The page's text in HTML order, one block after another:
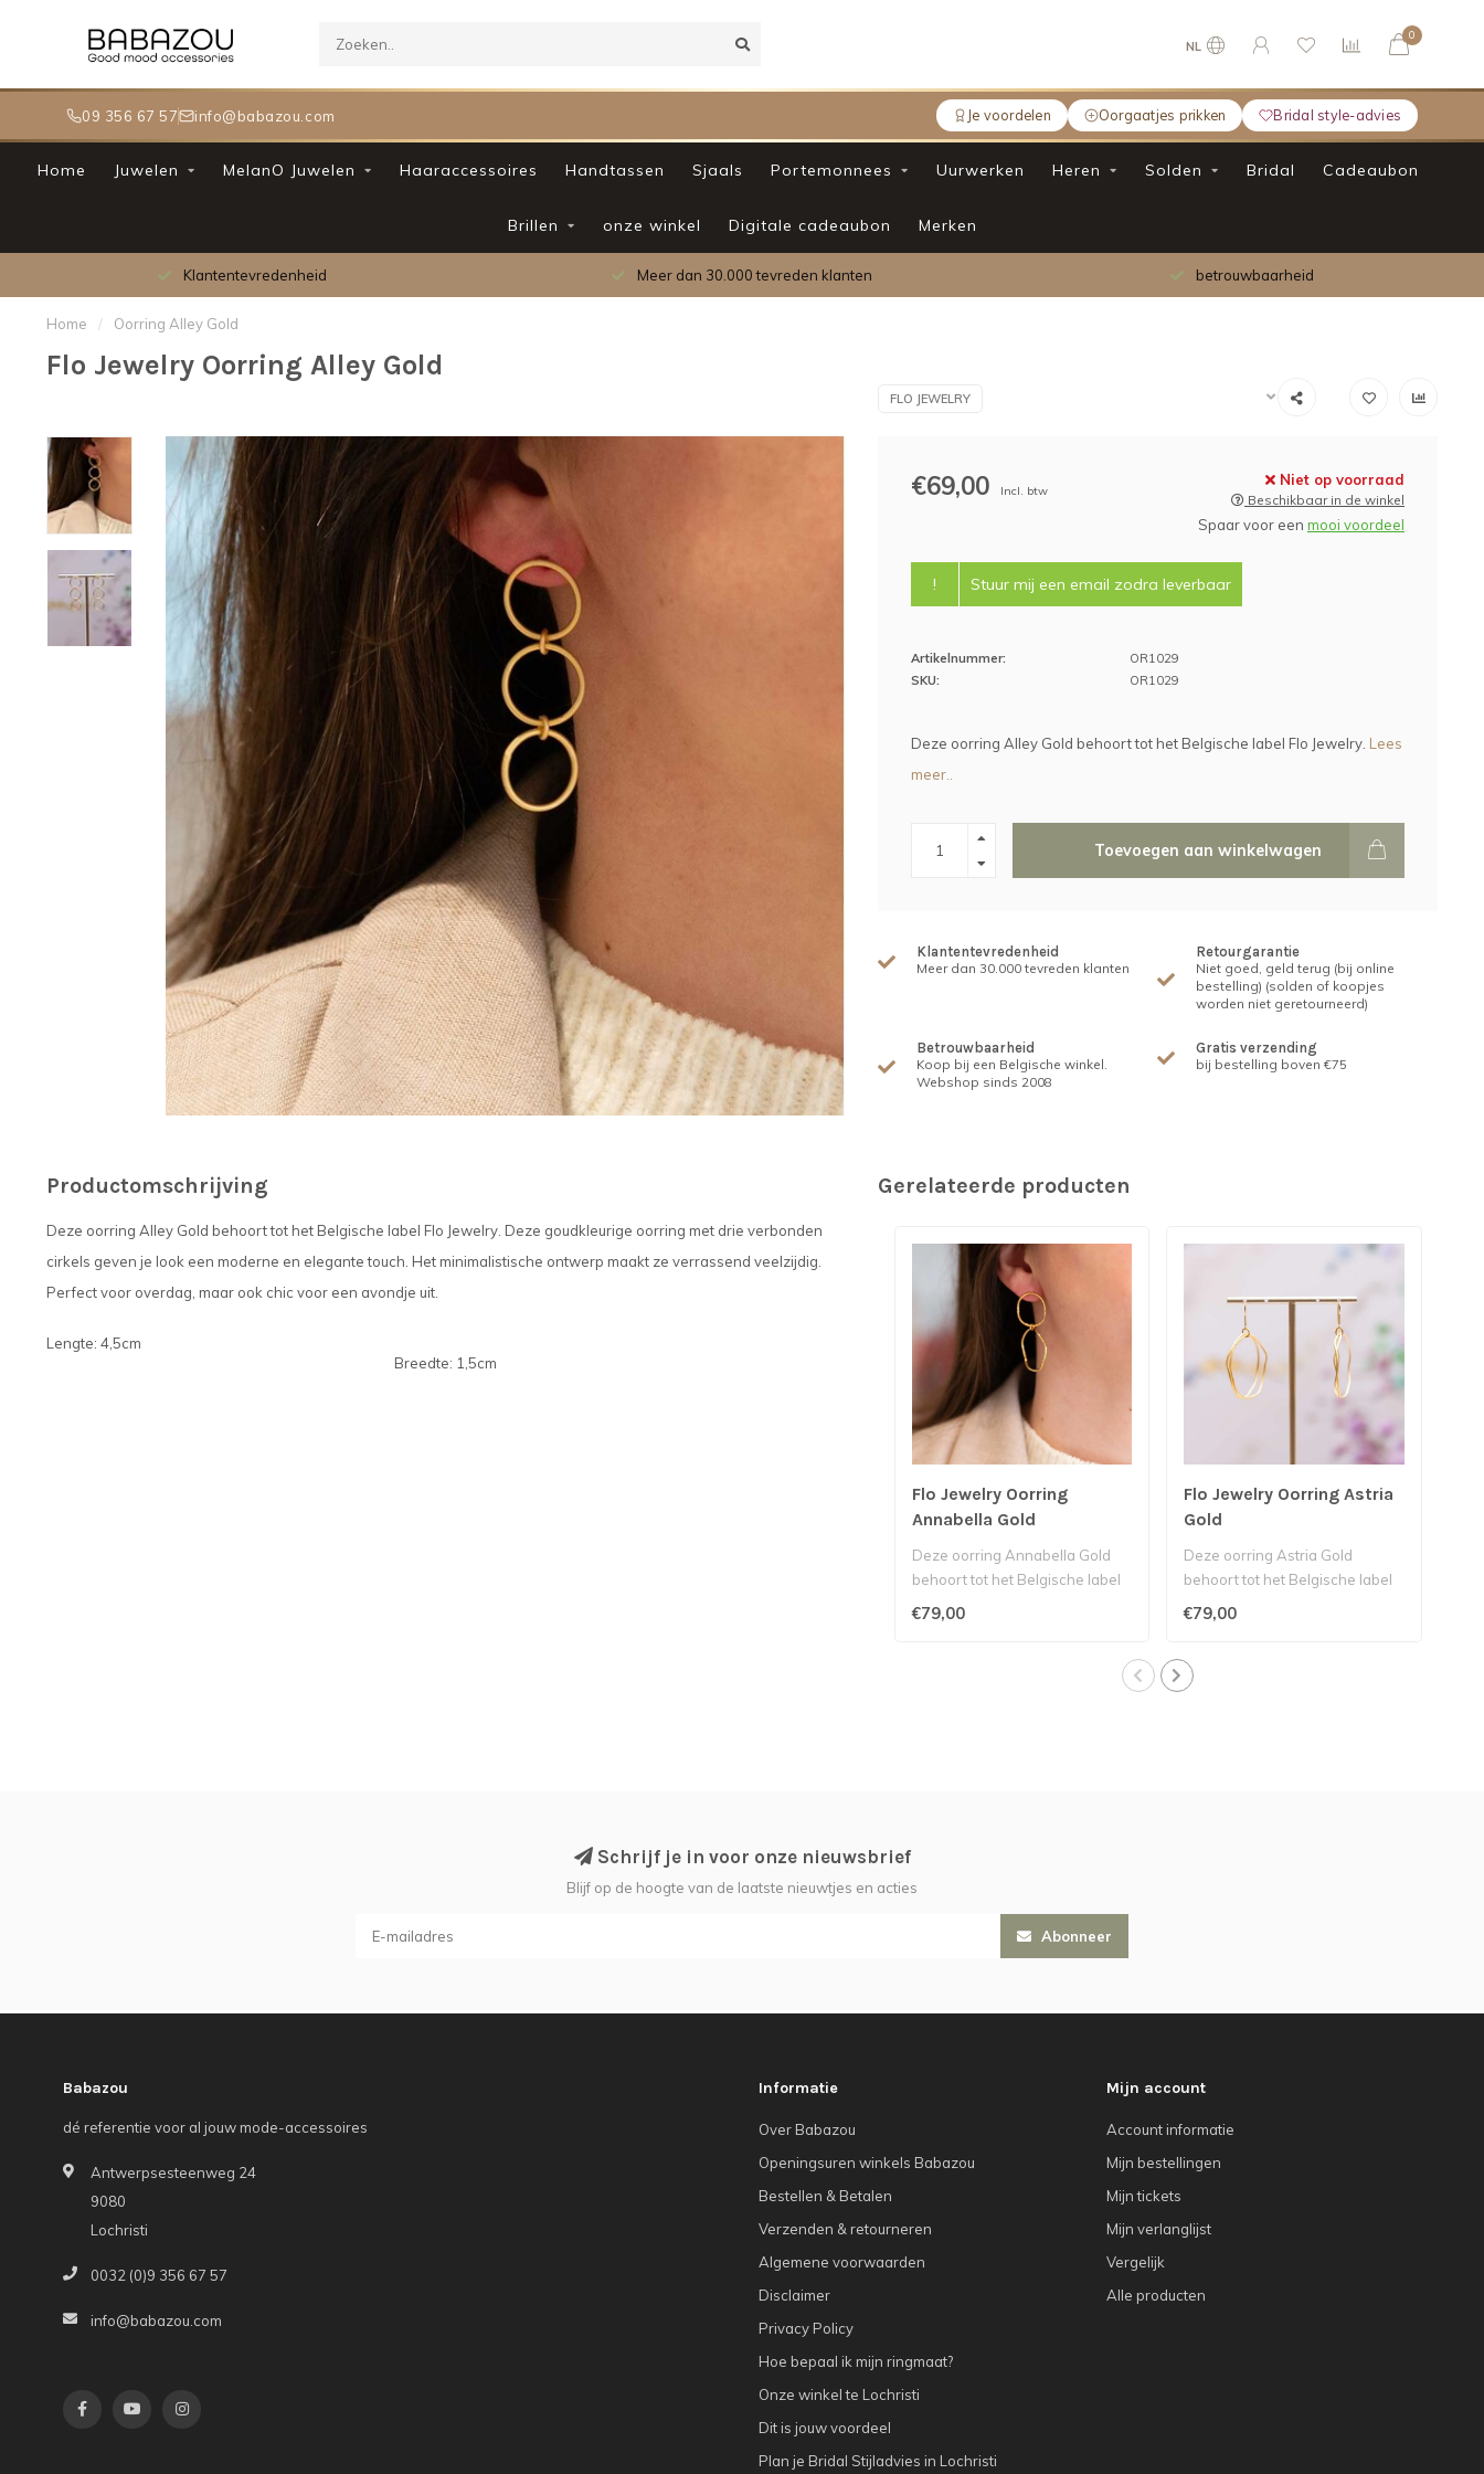
09 356 67 57 info@babazou.com Je voordelen Oorgaatjes prikken Bridal style-advies
NL
0
Home Juwelen MelanO Juwelen Haaraccessoires Handtassen Sjaals Portemonnees Uurwerken Heren Solden Bridal Cadeaubon
Brillen onze winkel Digitale cadeaubon Merken
Klantentevredenheid Meer dan 30.000 tevreden klanten betrouwbaarheid
Home / Oorring Alley Gold
Flo Jewelry Oorring Alley Gold
FLO JEWELRY
€69,00 Incl. btw
Niet op voorraad
Beschikbaar in de winkel
Spaar voor een mooi voordeel
! Stuur mij een email zodra leverbaar
Artikelnummer:
OR1029
SKU:
OR1029
Deze oorring Alley Gold behoort tot het Belgische label Flo Jewelry. Lees
meer..
Toevoegen aan winkelwagen
Klantentevredenheid
Meer dan 30.000 tevreden klanten
Retourgarantie
Niet goed, geld terug (bij online
bestelling) (solden of koopjes
worden niet geretourneerd)
Betrouwbaarheid
Koop bij een Belgische winkel.
Webshop sinds 2008
Gratis verzending
bij bestelling boven €75
Productomschrijving
Deze oorring Alley Gold behoort tot het Belgische label Flo Jewelry. Deze goudkleurige oorring met drie verbonden
cirkels geven je look een moderne en elegante touch. Het minimalistische ontwerp maakt ze verrassend veelzijdig.
Perfect voor overdag, maar ook chic voor een avondje uit.
Lengte: 4,5cm
Breedte: 1,5cm
Gerelateerde producten
Flo Jewelry Oorring
Annabella Gold
Deze oorring Annabella Gold
behoort tot het Belgische label
Flo Jewelry...
€79,00
Flo Jewelry Oorring Astria
Gold
Deze oorring Astria Gold
behoort tot het Belgische label
Flo Jewelry...
€79,00
Schrijf je in voor onze nieuwsbrief
Blijf op de hoogte van de laatste nieuwtjes en acties
Abonneer
Babazou
dé referentie voor al jouw mode-accessoires
Antwerpsesteenweg 24
9080
Lochristi
0032 (0)9 356 67 57
info@babazou.com
Informatie
Over Babazou
Openingsuren winkels Babazou
Bestellen & Betalen
Verzenden & retourneren
Algemene voorwaarden
Disclaimer
Privacy Policy
Hoe bepaal ik mijn ringmaat?
Onze winkel te Lochristi
Dit is jouw voordeel
Plan je Bridal Stijladvies in Lochristi
Mijn account
Account informatie
Mijn bestellingen
Mijn tickets
Mijn verlanglijst
Vergelijk
Alle producten